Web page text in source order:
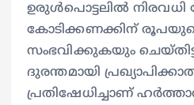
ഉരുൾപൊട്ടലിൽ
കോടിക്കണക്കിന്
സംഭവിക്കുകയും
ദുരന്തമായി
പ്രതിഷേധിച്ചാണ്